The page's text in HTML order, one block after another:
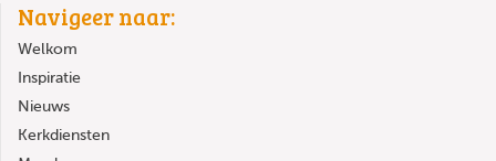
Navigeer naar:
Welkom
Inspiratie
Nieuws
Kerkdiensten